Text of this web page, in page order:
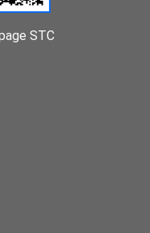
STC